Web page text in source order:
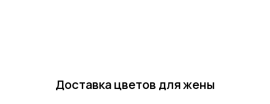
Доставка цветов для жены